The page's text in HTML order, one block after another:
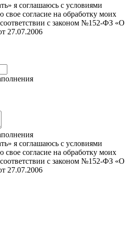
я соглашаюсь с условиями
свое согласие на обработку моих
с законом №152-ФЗ «О
27.07.2006
я соглашаюсь с условиями
свое согласие на обработку моих
с законом №152-ФЗ «О
27.07.2006